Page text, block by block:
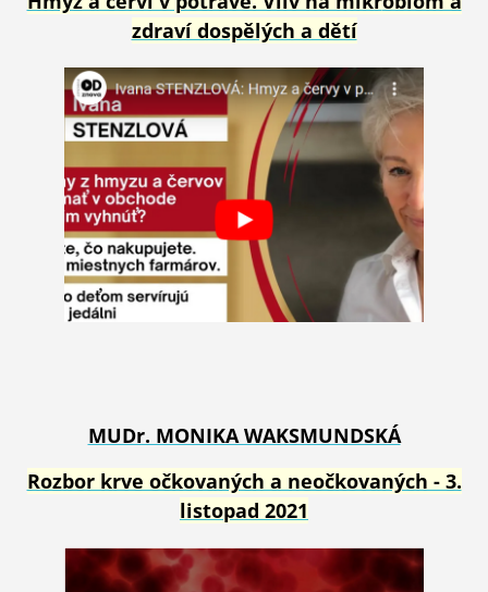
zdraví dospělých a dětí
MUDr. MONIKA WAKSMUNDSKÁ
Rozbor krve očkovaných a neočkovaných - 3.
listopad 2021